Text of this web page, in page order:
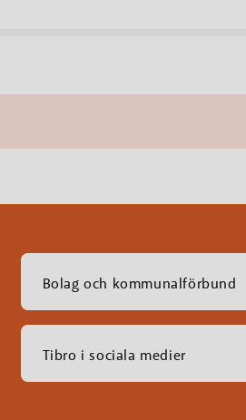
Bolag och kommunalförbund
Tibro i sociala medier